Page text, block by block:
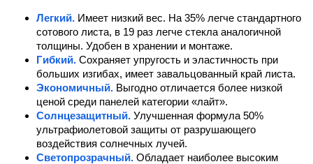
Легкий. Имеет низкий вес. На 35% легче стандартного
сотового листа, в 19 раз легче стекла аналогичной
толщины. Удобен в хранении и монтаже.
Гибкий. Сохраняет упругость и эластичность при
больших изгибах, имеет завальцованный край листа.
Экономичный. Выгодно отличается более низкой
ценой среди панелей категории «лайт».
Солнцезащитный. Улучшенная формула 50%
ультрафиолетовой защиты от разрушающего
воздействия солнечных лучей.
Светопрозрачный. Обладает наиболее высоким